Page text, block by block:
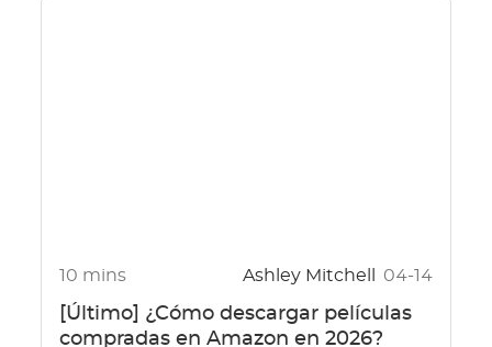
10 mins Ashley Mitchell 04-14
[Último] ¿Cómo descargar películas
compradas en Amazon en 2026?